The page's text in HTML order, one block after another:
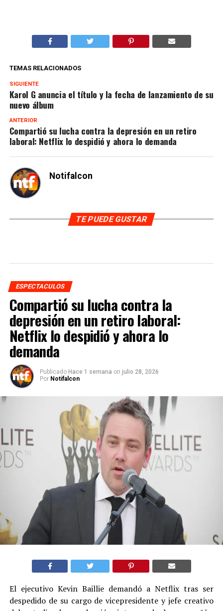
TEMAS RELACIONADOS
SIGUIENTE
Karol G anuncia el título y la fecha de lanzamiento de su
nuevo álbum
ANTERIOR
Compartió su lucha contra la depresión en un retiro
laboral: Netflix lo despidió y ahora lo demanda
Notifalcon
TE PUEDE GUSTAR
ESPECTACULOS
Compartió su lucha contra la
depresión en un retiro laboral:
Netflix lo despidió y ahora lo
demanda
Publicado Hace 1 semana on julio 28, 2026
Por Notifalcon
El ejecutivo Kevin Baillie demandó a Netflix tras ser
despedido de su cargo de vicepresidente y jefe creativo